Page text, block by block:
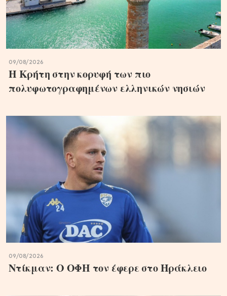
09/08/2026
Η Κρήτη στην κορυφή των πιο
πολυφωτογραφημένων ελληνικών νησιών
09/08/2026
Ντίκμαν: Ο ΟΦΗ τον έφερε στο Ηράκλειο